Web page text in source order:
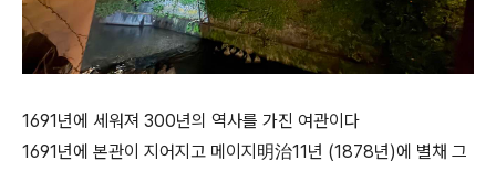
1691년에 세워져 300년의 역사를 가진 여관이다
1691년에 본관이 지어지고 메이지明治11년 (1878년)에 별채 그